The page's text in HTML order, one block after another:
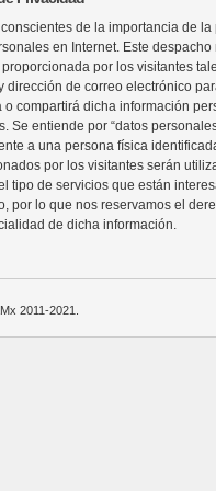
conscientes de la importancia de
en Internet. Este
por los visitantes
dirección de correo electrónico
o compartirá dicha información
Se entiende por “datos
a una persona física
por los visitantes serán
tipo de servicios que están
por lo que nos reservamos el
de dicha información.
2011-2021.